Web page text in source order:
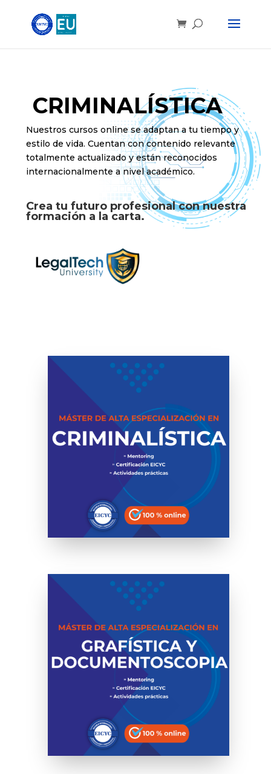
CRIMINALÍSTICA
Nuestros cursos online se adaptan a tu tiempo y
estilo de vida. Cuentan con contenido relevante
totalmente actualizado y están reconocidos
internacionalmente a nivel académico.
Crea tu futuro profesional con nuestra
formación a la carta.